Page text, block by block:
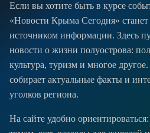
Если вы хотите быть в курсе
«Новости Крыма Сегодня»
источником информации. Здесь
новости о жизни полуострова:
культура, туризм и многое
собирает актуальные факты и
уголков региона.
На сайте удобно